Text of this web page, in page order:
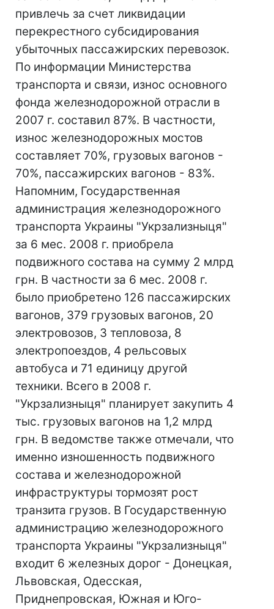
привлечь за счет ликвидации
перекрестного субсидирования
убыточных пассажирских перевозок.
По информации Министерства
транспорта и связи, износ основного
фонда железнодорожной отрасли в
2007 г. составил 87%. В частности,
износ железнодорожных мостов
составляет 70%, грузовых вагонов -
70%, пассажирских вагонов - 83%.
Напомним, Государственная
администрация железнодорожного
транспорта Украины "Укрзализныця"
за 6 мес. 2008 г. приобрела
подвижного состава на сумму 2 млрд
грн. В частности за 6 мес. 2008 г.
было приобретено 126 пассажирских
вагонов, 379 грузовых вагонов, 20
электровозов, 3 тепловоза, 8
электропоездов, 4 рельсовых
автобуса и 71 единицу другой
техники. Всего в 2008 г.
"Укрзализныця" планирует закупить 4
тыс. грузовых вагонов на 1,2 млрд
грн. В ведомстве также отмечали, что
именно изношенность подвижного
состава и железнодорожной
инфраструктуры тормозят рост
транзита грузов. В Государственную
администрацию железнодорожного
транспорта Украины "Укрзализныця"
входит 6 железных дорог - Донецкая,
Львовская, Одесская,
Приднепровская, Южная и Юго-